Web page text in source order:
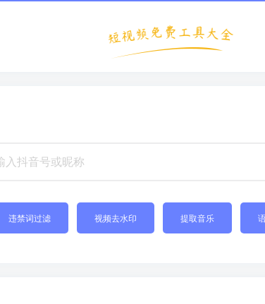
违禁词过滤 视频去水印 提取音乐